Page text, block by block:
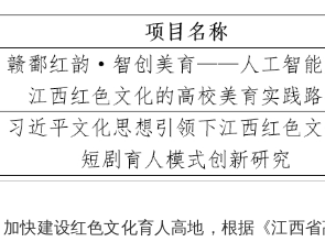
快建设红色文化育人高地，根据《江西